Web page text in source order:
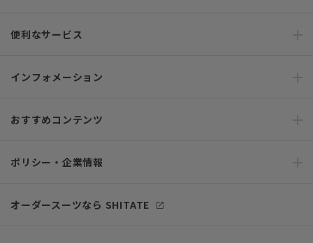
便利なサービス
インフォメーション
おすすめコンテンツ
ポリシー・企業情報
オーダースーツなら SHITATE